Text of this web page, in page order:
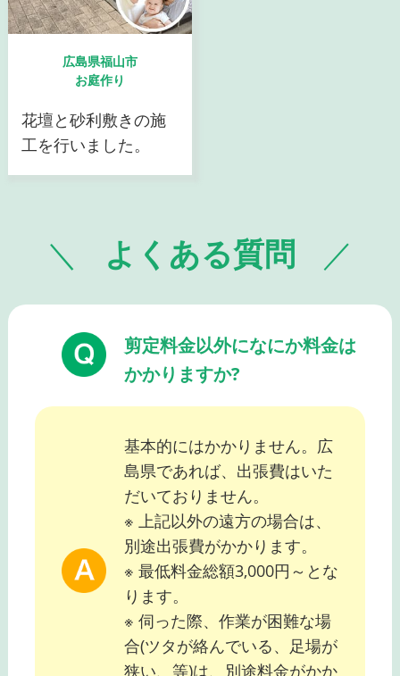
広島県福山市
お庭作り
花壇と砂利敷きの施
工を行いました。
よくある質問
剪定料金以外になにか料金は
かかりますか?
基本的にはかかりません。広
島県であれば、出張費はいた
だいておりません。
※ 上記以外の遠方の場合は、
別途出張費がかかります。
※ 最低料金総額3,000円～とな
ります。
※ 伺った際、作業が困難な場
合(ツタが絡んでいる、足場が
狭い、等)は、別途料金がかか